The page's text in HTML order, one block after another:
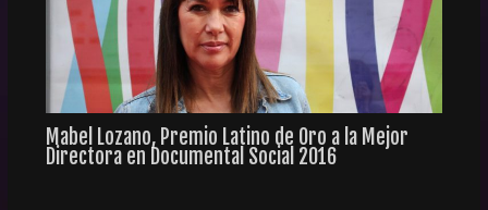
Mabel Lozano, Premio Latino de Oro a la Mejor
Directora en Documental Social 2016